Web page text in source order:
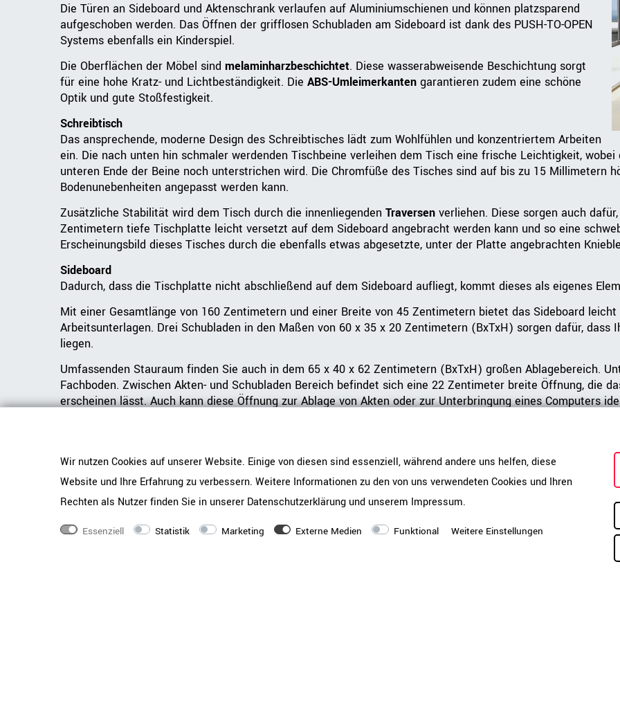
Die Türen an Sideboard und Aktenschrank verlaufen auf Aluminiumschienen und können platzsparend
aufgeschoben werden. Das Öffnen der grifflosen Schubladen am Sideboard ist dank des PUSH-TO-OPEN
Systems ebenfalls ein Kinderspiel.
Die Oberflächen der Möbel sind melaminharzbeschichtet. Diese wasserabweisende Beschichtung sorgt
für eine hohe Kratz- und Lichtbeständigkeit. Die ABS-Umleimerkanten garantieren zudem eine schöne
Optik und gute Stoßfestigkeit.
Schreibtisch
Das ansprechende, moderne Design des Schreibtisches lädt zum Wohlfühlen und konzentriertem Arbeiten
ein. Die nach unten hin schmaler werdenden Tischbeine verleihen dem Tisch eine frische Leichtigkeit,
unteren Ende der Beine noch unterstrichen wird. Die Chromfüße des Tisches sind auf bis zu 15 Millimetern
Bodenunebenheiten angepasst werden kann.
Zusätzliche Stabilität wird dem Tisch durch die innenliegenden Traversen verliehen. Diese sorgen auch
Zentimetern tiefe Tischplatte leicht versetzt auf dem Sideboard angebracht werden kann und so eine
Erscheinungsbild dieses Tisches durch die ebenfalls etwas abgesetzte, unter der Platte angebrachten
Sideboard
Dadurch, dass die Tischplatte nicht abschließend auf dem Sideboard aufliegt, kommt dieses als eigenes
Mit einer Gesamtlänge von 160 Zentimetern und einer Breite von 45 Zentimetern bietet das Sideboard
Arbeitsunterlagen. Drei Schubladen in den Maßen von 60 x 35 x 20 Zentimetern (BxTxH) sorgen dafür,
liegen.
Umfassenden Stauraum finden Sie auch in dem 65 x 40 x 62 Zentimetern (BxTxH) großen Ablagebereich.
Fachboden. Zwischen Akten- und Schubladen Bereich befindet sich eine 22 Zentimeter breite Öffnung, die
erscheinen lässt. Auch kann diese Öffnung zur Ablage von Akten oder zur Unterbringung eines Computers
zwei flexibel einlegbaren Fachböden bieten Ihnen die Schiebetürenschränke sowohl für kleine als auch
Aufbewahrungsmöglichkeiten.
Unterlagen können mit dem hochwertigen 2-Punkt-Schließsystem, der durchgehenden Schließstange und
Wir nutzen Cookies auf unserer Website. Einige von diesen sind essenziell, während andere uns helfen, diese
Website und Ihre Erfahrung zu verbessern. Weitere Informationen zu den von uns verwendeten Cookies und Ihren
Rechten als Nutzer finden Sie in unserer Daten­schutz­erklärung und unserem Impressum.
Essenziell Statistik Marketing Externe Medien Funktional Weitere Einstellungen